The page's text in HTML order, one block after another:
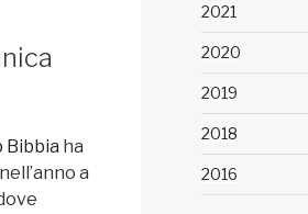
Bibbia ha
a
2021
2020
2019
2018
2016